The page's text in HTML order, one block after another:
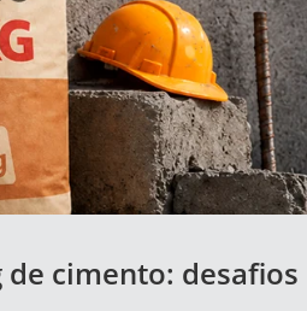
de cimento: desafios